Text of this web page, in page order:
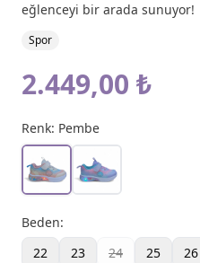
eğlenceyi bir arada sunuyor!
Spor
2.449,00 ₺
Renk: Pembe
Beden:
22
23 24 25 26